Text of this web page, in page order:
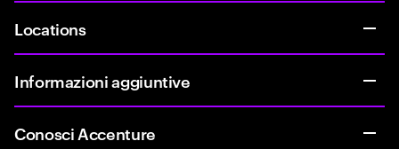
Locations
Informazioni aggiuntive
Conosci Accenture